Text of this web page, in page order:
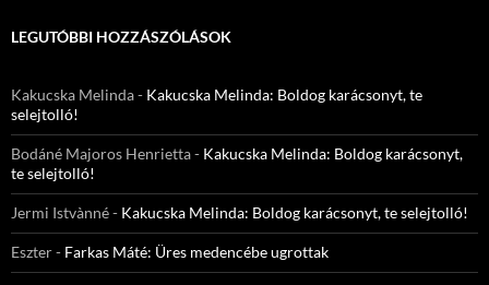
LEGUTÓBBI HOZZÁSZÓLÁSOK
Kakucska Melinda- Kakucska Melinda: Boldog karácsonyt, te
selejtolló!
Bodáné Majoros Henrietta- Kakucska Melinda: Boldog karácsonyt,
te selejtolló!
Jermi Istvànné- Kakucska Melinda: Boldog karácsonyt, te selejtolló!
Eszter- Farkas Máté: Üres medencébe ugrottak